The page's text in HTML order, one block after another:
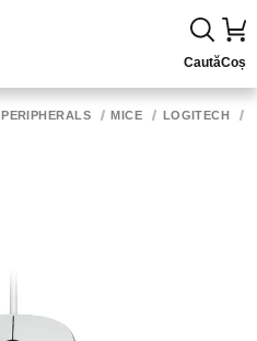
CautăCoș
PERIPHERALS MICE LOGITECH